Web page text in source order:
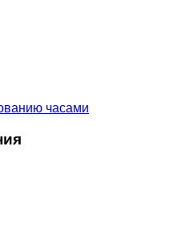
часами